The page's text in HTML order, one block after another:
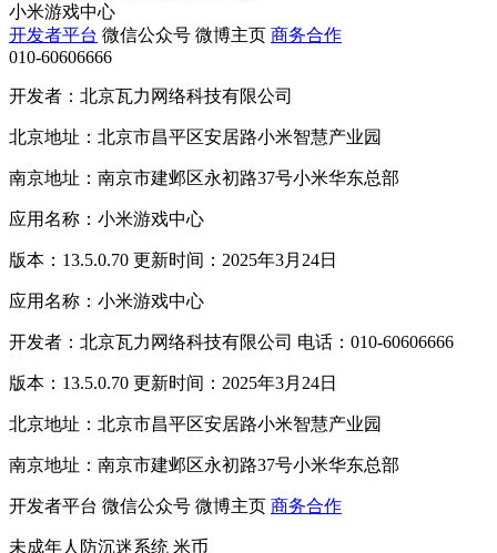
小米游戏中心
开发者平台 微信公众号 微博主页 商务合作
010-60606666
开发者：北京瓦力网络科技有限公司
北京地址：北京市昌平区安居路小米智慧产业园
南京地址：南京市建邺区永初路37号小米华东总部
应用名称：小米游戏中心
版本：13.5.0.70 更新时间：2025年3月24日
应用名称：小米游戏中心
开发者：北京瓦力网络科技有限公司 电话：010-60606666
版本：13.5.0.70 更新时间：2025年3月24日
北京地址：北京市昌平区安居路小米智慧产业园
南京地址：南京市建邺区永初路37号小米华东总部
开发者平台 微信公众号 微博主页 商务合作
未成年人防沉迷系统 米币